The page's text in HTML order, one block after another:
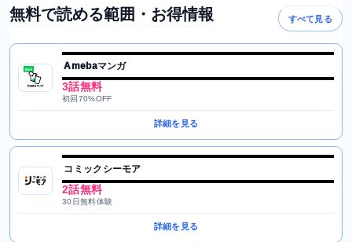
無料で読める範囲・お得情報 すべて見る
Amebaマンガ
3話無料
初回70%OFF
詳細を見る
コミックシーモア
2話無料
30日無料体験
詳細を見る